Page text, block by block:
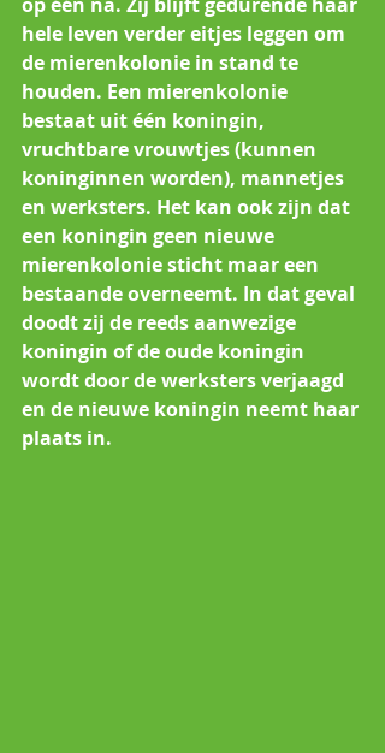
op één na. Zij blijft gedurende haar
hele leven verder eitjes leggen om
de mierenkolonie in stand te
houden. Een mierenkolonie
bestaat uit één koningin,
vruchtbare vrouwtjes (kunnen
koninginnen worden), mannetjes
en werksters. Het kan ook zijn dat
een koningin geen nieuwe
mierenkolonie sticht maar een
bestaande overneemt. In dat geval
doodt zij de reeds aanwezige
koningin of de oude koningin
wordt door de werksters verjaagd
en de nieuwe koningin neemt haar
plaats in.